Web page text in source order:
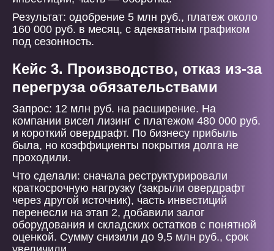
Результат: одобрение 5 млн руб., платеж около
160 000 руб. в месяц, с адекватным графиком
под сезонность.
Кейс 3. Производство, отказ из-за
перегруза обязательствами
Запрос: 12 млн руб. на расширение. На
компании висел лизинг с платежом 480 000 руб.
и короткий овердрафт. По бизнесу прибыль
была, но коэффициенты покрытия долга не
проходили.
Что сделали: сначала реструктурировали
краткосрочную нагрузку (закрыли овердрафт
через другой источник), часть инвестиций
перенесли на этап 2, добавили залог
оборудования и складских остатков с понятной
оценкой. Сумму снизили до 9,5 млн руб., срок